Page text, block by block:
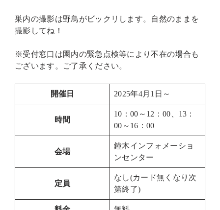
巣内の撮影は野鳥がビックリします。自然のままを
撮影してね！
※受付窓口は園内の緊急点検等により不在の場合も
ございます。ご了承ください。
開催日 2025年4月1日～
時間
10：00～12：00、13：
00～16：00
会場
鐘木インフォメーショ
ンセンター
定員
なし(カード無くなり次
第終了)